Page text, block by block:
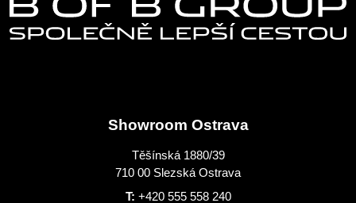
Showroom Ostrava
Těšínská 1880/39
710 00 Slezská Ostrava
T: +420 555 558 240